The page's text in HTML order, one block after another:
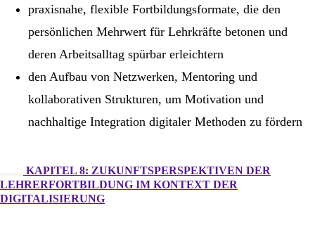
praxisnahe, flexible Fortbildungsformate, die den
persönlichen Mehrwert für Lehrkräfte betonen und
deren Arbeitsalltag spürbar erleichtern
den Aufbau von Netzwerken, Mentoring und
kollaborativen Strukturen, um Motivation und
nachhaltige Integration digitaler Methoden zu fördern
KAPITEL 8: ZUKUNFTSPERSPEKTIVEN DER
LEHRERFORTBILDUNG IM KONTEXT DER
DIGITALISIERUNG